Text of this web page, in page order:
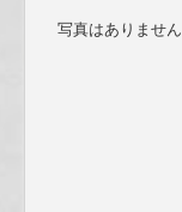
写真はありません